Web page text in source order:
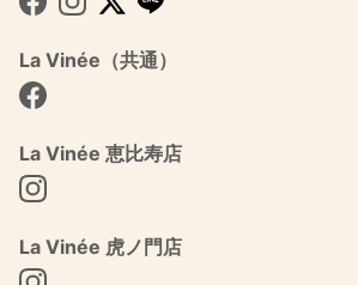
Facebook
Instagram
Twitter
La Vinée（共通）
Facebook
La Vinée 恵比寿店
Instagram
La Vinée 虎ノ門店